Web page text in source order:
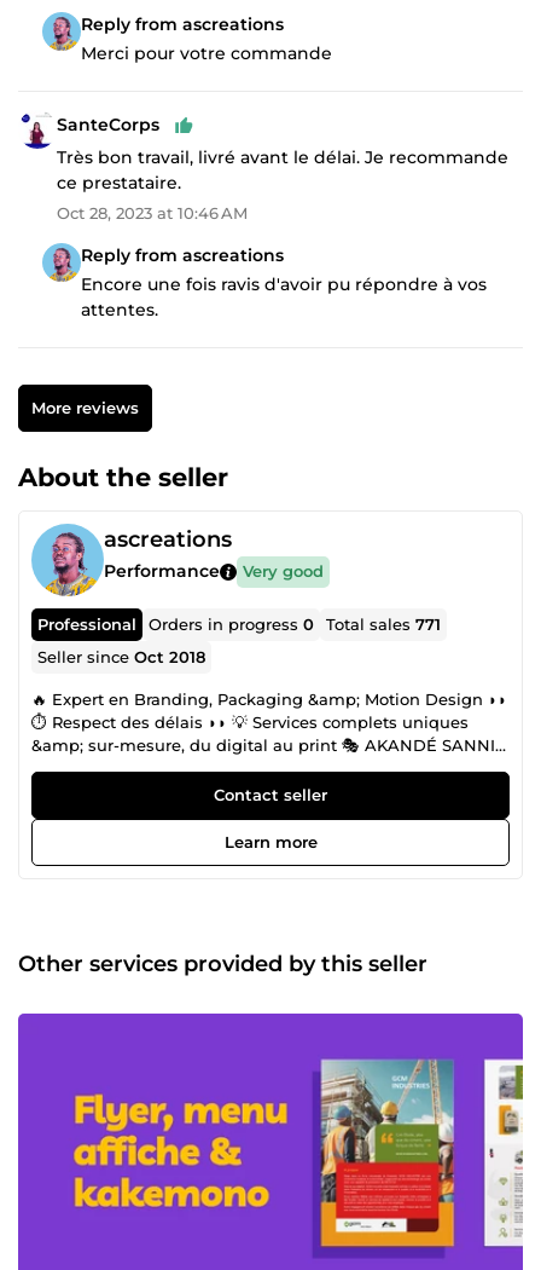
Reply from ascreations
Merci pour votre commande
SanteCorps
Très bon travail, livré avant le délai. Je recommande
ce prestataire.
Oct 28, 2023 at 10:46 AM
Reply from ascreations
Encore une fois ravis d'avoir pu répondre à vos
attentes.
More reviews
About the seller
ascreations
Performance Very good
Professional Orders in progress0 Total sales771
Seller sinceOct 2018
🔥 Expert en Branding, Packaging &amp; Motion Design ◗◗
⏱ Respect des délais ◗◗ 💡 Services complets uniques
&amp; sur-mesure, du digital au print 🎭 AKANDÉ SANNI
Graphiste sénior &amp; formateur à l’Africa Design School
(Bénin) +15 ans d’expérience à transformer votre identité
visuelle avec des designs élégants, minimalistes et
dynamiques, pensés pour booster votre image de marque
en avantage commercial et stratégique. Oubliez les
POURQUOI CHOISIR MES SERVICES Rapidité et flexibilité,
avec des designs modernes adaptés à vos supports. Avec
Spécialiste en identité visuelle adaptée aux besoins des
entreprises ambitieuses ✨ MON APPROCHE Écoute active,
brief collaboratif, itérations jusqu’à satisfaction totale,
accompagnement personnalisé et suivi pédagogique pour
vous autonomiser. Service de Création d’Identité Visuelle
Unique et Impactante 🎯 POUR QUI ? Mes offres
s’adressent principalement aux entrepreneurs, startups et
PME ambitieuses du secteur public ou privé (santé,
éducation, livraison, skincare, banque, immobilier…) à la
Contact seller
Learn more
Other services provided by this seller